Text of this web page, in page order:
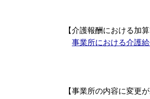
【介護報酬における加
事業所における介護
【事業所の内容に変更